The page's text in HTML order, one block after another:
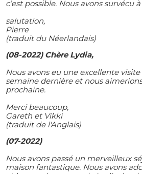
c’est possible. Nous avons survécu
salutation,
Pierre
(traduit du Néerlandais)
(08-2022) Chère Lydia,
Nous avons eu une excellente
semaine dernière et nous
prochaine.
Merci beaucoup,
Gareth et Vikki
(traduit de l'Anglais)
(07-2022)
Nous avons passé un merveilleux
maison fantastique. Nous avons